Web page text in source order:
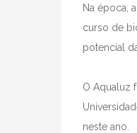
Na época,
curso de
potencial
O Aqualuz
neste ano.